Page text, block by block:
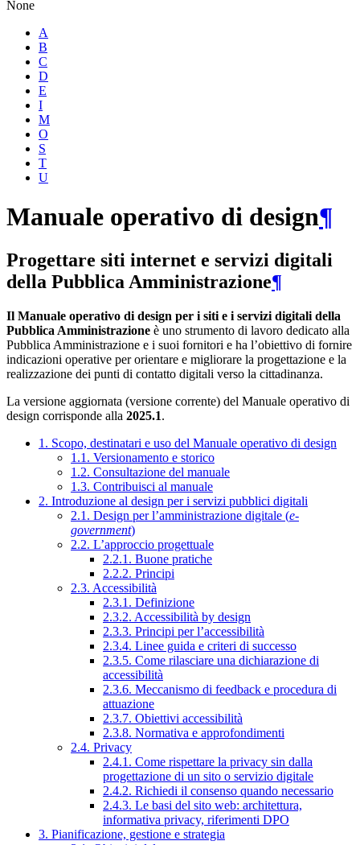
None
A
B
C
D
E
I
M
O
S
T
U
Manuale operativo di design¶
Progettare siti internet e servizi digitali
della Pubblica Amministrazione¶
Il Manuale operativo di design per i siti e i servizi digitali della
Pubblica Amministrazione è uno strumento di lavoro dedicato alla
Pubblica Amministrazione e i suoi fornitori e ha l’obiettivo di fornire
indicazioni operative per orientare e migliorare la progettazione e la
realizzazione dei punti di contatto digitali verso la cittadinanza.
La versione aggiornata (versione corrente) del Manuale operativo di
design corrisponde alla 2025.1.
1. Scopo, destinatari e uso del Manuale operativo di design
1.1. Versionamento e storico
1.2. Consultazione del manuale
1.3. Contribuisci al manuale
2. Introduzione al design per i servizi pubblici digitali
2.1. Design per l’amministrazione digitale (e-
government)
2.2. L’approccio progettuale
2.2.1. Buone pratiche
2.2.2. Principi
2.3. Accessibilità
2.3.1. Definizione
2.3.2. Accessibilità by design
2.3.3. Principi per l’accessibilità
2.3.4. Linee guida e criteri di successo
2.3.5. Come rilasciare una dichiarazione di
accessibilità
2.3.6. Meccanismo di feedback e procedura di
attuazione
2.3.7. Obiettivi accessibilità
2.3.8. Normativa e approfondimenti
2.4. Privacy
2.4.1. Come rispettare la privacy sin dalla
progettazione di un sito o servizio digitale
2.4.2. Richiedi il consenso quando necessario
2.4.3. Le basi del sito web: architettura,
informativa privacy, riferimenti DPO
3. Pianificazione, gestione e strategia